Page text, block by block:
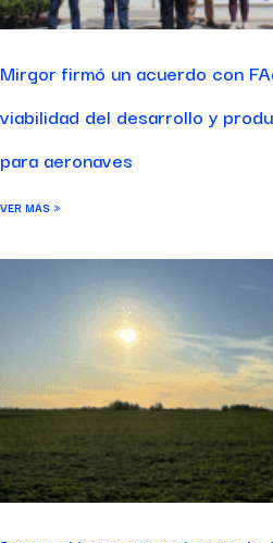
Mirgor firmó un acuerdo con
viabilidad del desarrollo y
para aeronaves
VER MÁS »